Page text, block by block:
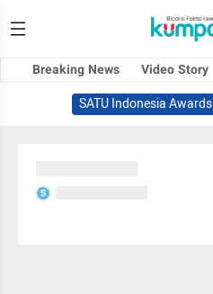
Breaking News Video Story
SATU Indonesia Awards
S